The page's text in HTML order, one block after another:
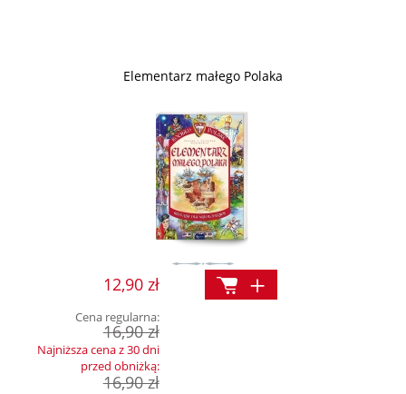
Elementarz małego Polaka
12,90 zł
Cena regularna:
16,90 zł
Najniższa cena z 30 dni
przed obniżką:
16,90 zł